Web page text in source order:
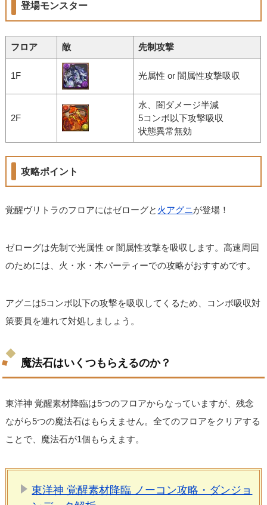
登場モンスター
フロア 敵 先制攻撃
1F 光属性 or 闇属性攻撃吸収
2F
水、闇ダメージ半減
5コンボ以下攻撃吸収
状態異常無効
攻略ポイント
覚醒ヴリトラのフロアにはゼローグと 火アグニが登場！
ゼローグは先制で光属性 or 闇属性攻撃を吸収します。高速周回
のためには、火・水・木パーティーでの攻略がおすすめです。
アグニは5コンボ以下の攻撃を吸収してくるため、コンボ吸収対
策要員を連れて対処しましょう。
魔法石はいくつもらえるのか？
東洋神 覚醒素材降臨は5つのフロアからなっていますが、残念
ながら5つの魔法石はもらえません。全てのフロアをクリアする
ことで、魔法石が1個もらえます。
東洋神 覚醒素材降臨 ノーコン攻略・ダンジョ